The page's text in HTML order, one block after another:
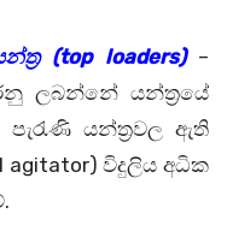
(top loaders)–
ලබන්නේ යන්ත්‍රයේ
යන්ත්‍රවල ඇති
agitator) විදුලිය අධික